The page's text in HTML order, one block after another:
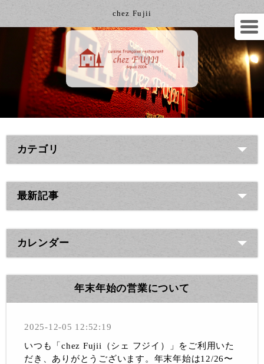
chez Fujii
カテゴリ
最新記事
カレンダー
年末年始の営業について
2025-12-05 12:52:19
いつも「chez Fujii（シェ フジイ）」をご利用いた
だき、ありがとうございます。年末年始は12/26〜